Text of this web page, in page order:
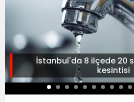
İstanbul'da 8 ilçede 20
kesintisi